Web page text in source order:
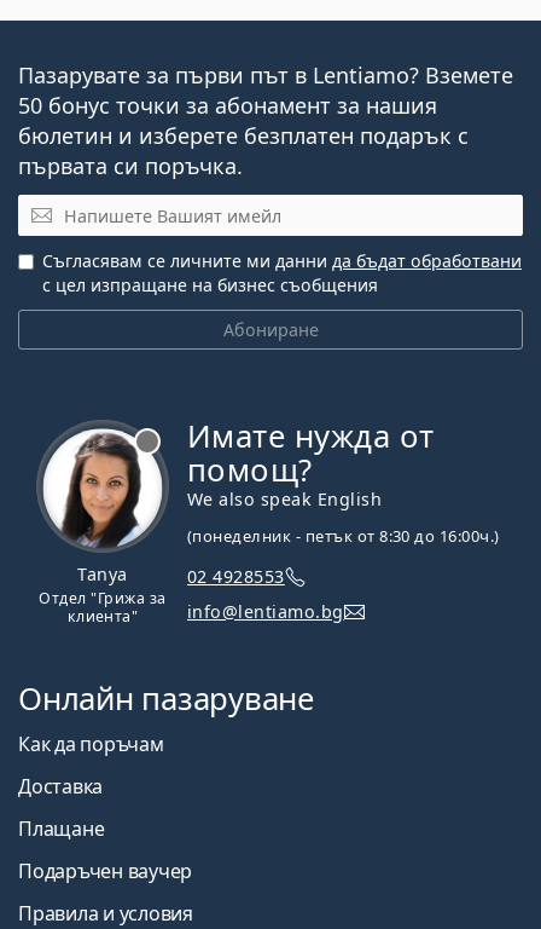
Пазарувате за първи път в Lentiamo? Вземете
50 бонус точки за абонамент за нашия
бюлетин и изберете безплатен подарък с
първата си поръчка.
Имейл
Абониране
Съгласявам се личните ми данни да бъдат обработвани
с цел изпращане на бизнес съобщения
Tanya
Отдел "Грижа за
клиента"
Имате нужда от
помощ?
We also speak English
(понеделник - петък от 8:30 до 16:00ч.)
02 4928553
info@lentiamo.bg
Онлайн пазаруване
Как да поръчам
Доставка
Плащане
Подаръчен ваучер
Правила и условия